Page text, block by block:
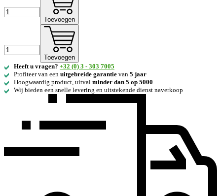
Toevoegen
Toevoegen
Heeft u vragen? +32 (0) 3 - 303 7005
Profiteer van een uitgebreide garantie van 5 jaar
Hoogwaardig product, uitval minder dan 5 op 5000
Wij bieden een snelle levering en uitstekende dienst naverkoop